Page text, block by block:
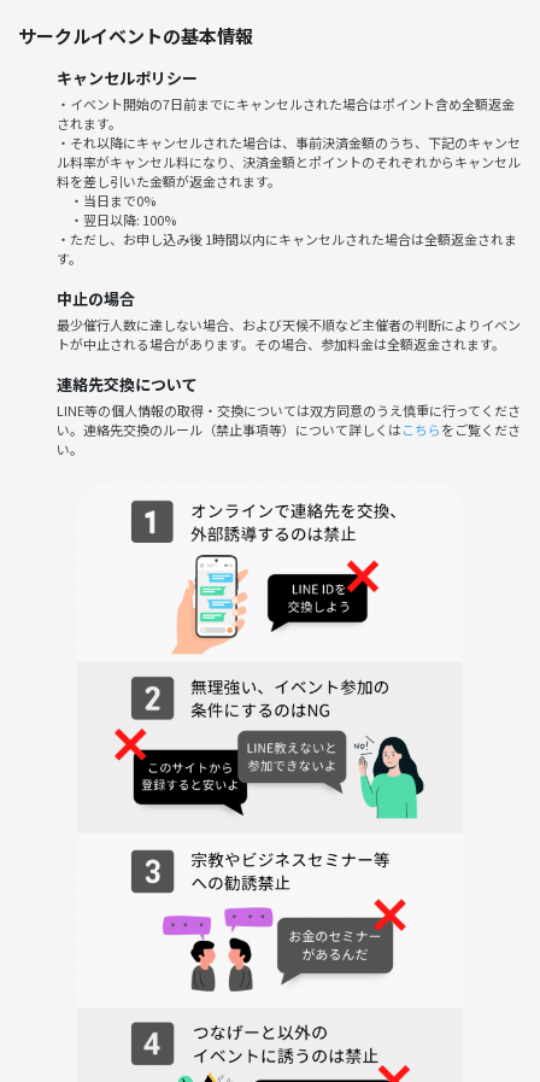
▼タイムスケジュール
20:10 乾杯
20:50 クイズ大会
21:45 締め
22:00 完全撤収
※終了後は速やかな退室にご協力お願いします
▼参加費
★友達と参加で割引★
友達と一緒に参加した場合、本人と友達両方とも500円オフとなりま
3000円のチケット購入後、再度イベントページを開き、
「友達の分のチケットを購入」ボタンを押して申し込みをしてくださ
※本人、友達のどちらか両方がキャンセルした場合、キャンセルポリシ
ーに従いキャンセル料を徴収します
※当日本人のみが参加した場合、現地で追加料金（500円）を頂きま
品川区西五反田5-26-10
LEGALAND不動前ANNEX101
東急目黒線不動前駅 徒歩7分
▼キャンセルポリシー
当日キャンセル -- 100%
サークルイベントの基本情報
キャンセルポリシー
・イベント開始の7日前までにキャンセルされた場合はポイント含め全額返金
されます。
・それ以降にキャンセルされた場合は、事前決済金額のうち、下記のキャンセ
ル料率がキャンセル料になり、決済金額とポイントのそれぞれからキャンセル
料を差し引いた金額が返金されます。
・当日まで0%
・翌日以降: 100%
・ただし、お申し込み後 1時間以内にキャンセルされた場合は全額返金されま
す。
中止の場合
最少催行人数に達しない場合、および天候不順など主催者の判断によりイベン
トが中止される場合があります。その場合、参加料金は全額返金されます。
連絡先交換について
LINE等の個人情報の取得・交換については双方同意のうえ慎重に行ってくださ
い。連絡先交換のルール（禁止事項等）について詳しくはこちらをご覧くださ
い。